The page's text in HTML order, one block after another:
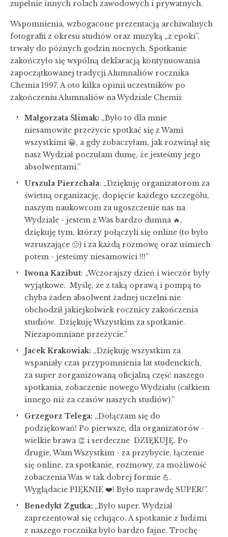
zupełnie innych rolach zawodowych i prywatnych.
Wspomnienia, wzbogacone prezentacją archiwalnych
fotografii z okresu studiów oraz muzyką „z epoki”,
trwały do późnych godzin nocnych. Spotkanie
zakończyło się wspólną deklaracją kontynuowania
zapoczątkowanej tradycji Alumnaliów rocznika
Chemia 1997. A oto kilka opinii uczestników po
zakończeniu Alumnaliów na Wydziale Chemii:
Małgorzata Ślimak: „Było to dla mnie
niesamowite przeżycie spotkać się z Wami
wszystkimi 😀, a gdy zobaczyłam, jak rozwinął się
nasz Wydział poczułam dumę, że jesteśmy jego
absolwentami.”
Urszula Pierzchała: „Dziękuję organizatorom za
świetną organizację, dopięcie każdego szczegółu,
naszym naukowcom za ugoszczenie nas na
Wydziale - jestem z Was bardzo dumna 🔥,
dziękuję tym, którzy połączyli się online (to było
wzruszające 🙂) i za każdą rozmowę oraz uśmiech
potem - jesteśmy niesamowici !!!”
Iwona Kazibut: „Wczorajszy dzień i wieczór były
wyjątkowe. Myślę, że z taką oprawą i pompą to
chyba żaden absolwent żadnej uczelni nie
obchodził jakiejkolwiek rocznicy zakończenia
studiów. Dziękuję Wszystkim za spotkanie.
Niezapomniane przeżycie.”
Jacek Krakowiak: „Dziękuję wszystkim za
wspaniały czas przypomnienia lat studenckich,
za super zorganizowaną oficjalną część naszego
spotkania, zobaczenie nowego Wydziału (całkiem
innego niż za czasów naszych studiów).”
Grzegorz Telega: „Dołączam się do
podziękowań! Po pierwsze, dla organizatorów -
wielkie brawa 👏 i serdeczne DZIĘKUJĘ. Po
drugie, Wam Wszystkim - za przybycie, łączenie
się online, za spotkanie, rozmowy, za możliwość
zobaczenia Was w tak dobrej formie 💪.
Wyglądacie PIĘKNIE ❤️! Było naprawdę SUPER!”.
Benedykt Zgutka: „Było super. Wydział
zaprezentował się celująco. A spotkanie z ludźmi
z naszego rocznika było bardzo fajne. Trochę